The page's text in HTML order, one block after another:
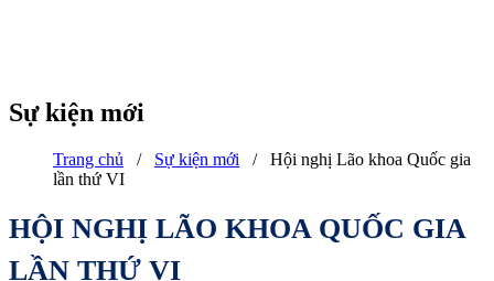
Sự kiện mới
Trang chủ / Sự kiện mới / Hội nghị Lão khoa Quốc gia
lần thứ VI
HỘI NGHỊ LÃO KHOA QUỐC GIA
LẦN THỨ VI